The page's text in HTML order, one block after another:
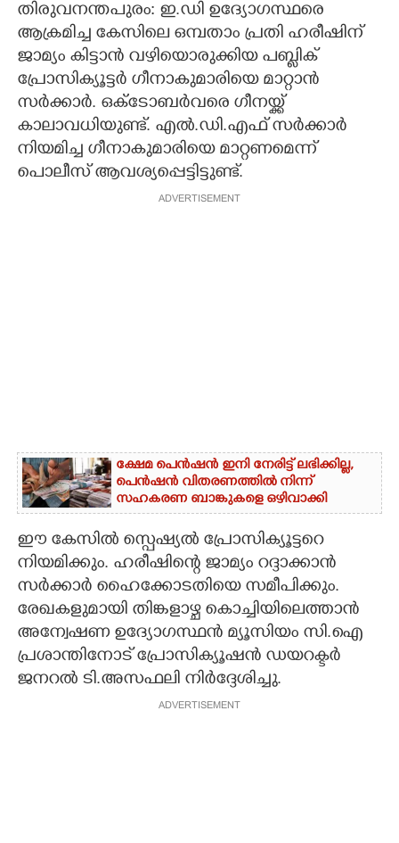
LITERATURE
ZOOM
CONTACT US
തിരുവനന്തപുരം: ഇ.ഡി ഉദ്യോഗസ്ഥരെ
ആക്രമിച്ച കേസിലെ ഒമ്പതാം പ്രതി ഹരീഷിന്
ജാമ്യം കിട്ടാൻ വഴിയൊരുക്കിയ പബ്ലിക്
പ്രോസിക്യൂട്ടർ ഗീനാകുമാരിയെ മാറ്റാൻ
സർക്കാർ. ഒക്ടോബർവരെ ഗീനയ്ക്ക്
കാലാവധിയുണ്ട്. എൽ.ഡി.എഫ് സർക്കാർ
നിയമിച്ച ഗീനാകുമാരിയെ മാറ്റണമെന്ന്
പൊലീസ് ആവശ്യപ്പെട്ടിട്ടുണ്ട്.
ADVERTISEMENT
ക്ഷേമ പെൻഷൻ ഇനി നേരിട്ട് ലഭിക്കില്ല,​
പെൻഷൻ വിതരണത്തിൽ നിന്ന്
സഹകരണ ബാങ്കുകളെ ഒഴിവാക്കി
ഈ കേസിൽ സ്പെഷ്യൽ പ്രോസിക്യൂട്ടറെ
നിയമിക്കും. ഹരീഷിന്റെ ജാമ്യം റദ്ദാക്കാൻ
സർക്കാർ ഹൈക്കോടതിയെ സമീപിക്കും.
രേഖകളുമായി തിങ്കളാഴ്ച കൊച്ചിയിലെത്താൻ
അന്വേഷണ ഉദ്യോഗസ്ഥൻ മ്യൂസിയം സി.ഐ
പ്രശാന്തിനോട് പ്രോസിക്യൂഷൻ ഡയറക്ടർ
ജനറൽ ടി.അസഫലി നിർദ്ദേശിച്ചു.
ADVERTISEMENT